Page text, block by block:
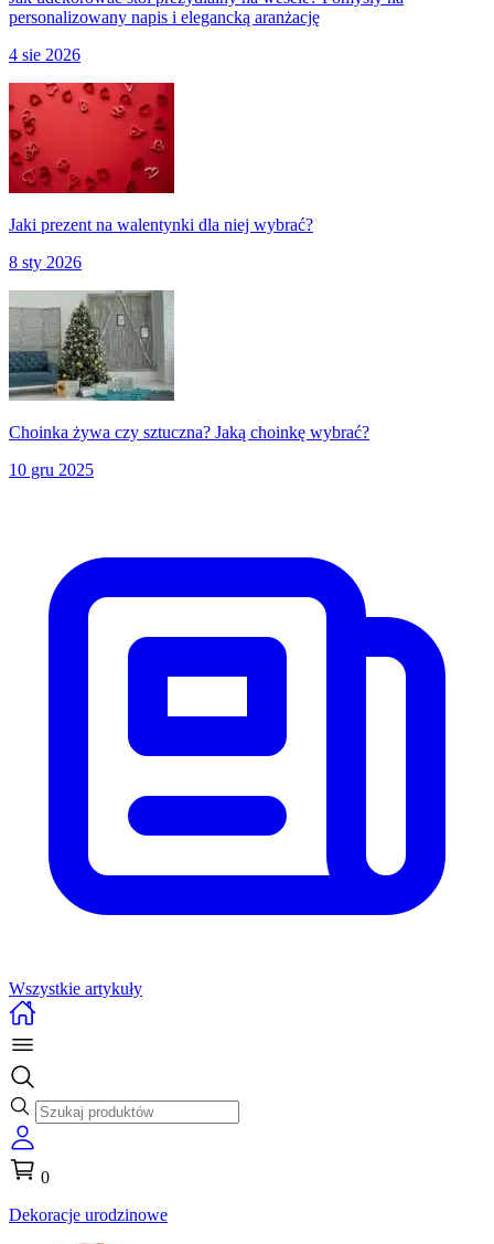
personalizowany napis i elegancką aranżację
4 sie 2026
Jaki prezent na walentynki dla niej wybrać?
8 sty 2026
Choinka żywa czy sztuczna? Jaką choinkę wybrać?
10 gru 2025
Wszystkie artykuły
0
Dekoracje urodzinowe